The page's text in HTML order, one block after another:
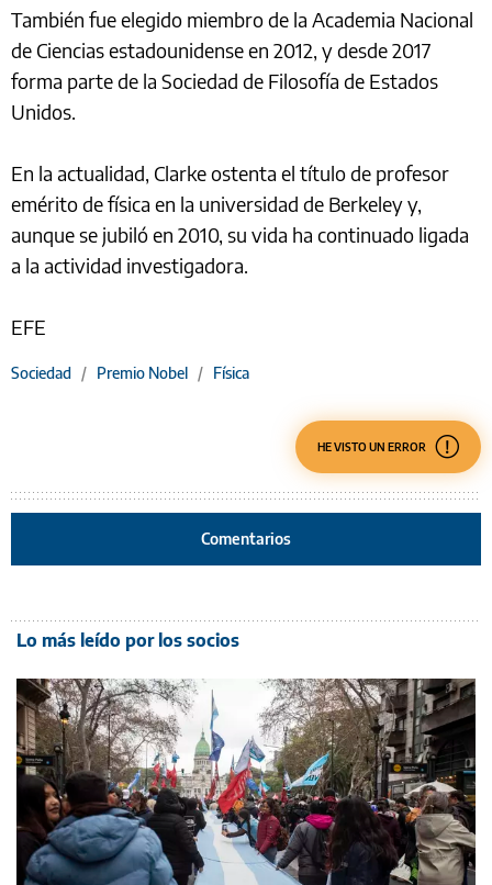
También fue elegido miembro de la Academia Nacional
de Ciencias estadounidense en 2012, y desde 2017
forma parte de la Sociedad de Filosofía de Estados
Unidos.
En la actualidad, Clarke ostenta el título de profesor
emérito de física en la universidad de Berkeley y,
aunque se jubiló en 2010, su vida ha continuado ligada
a la actividad investigadora.
EFE
Sociedad / Premio Nobel / Física
HE VISTO UN ERROR
Comentarios
Lo más leído por los socios